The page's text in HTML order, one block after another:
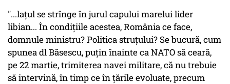
"...laţul se strînge în jurul capului marelui lider
libian... În condiţiile acestea, România ce face,
domnule ministru? Politica struţului? Se bucură, cum
spunea dl Băsescu, puţin înainte ca NATO să ceară,
pe 22 martie, trimiterea navei militare, că nu trebuie
să intervină, în timp ce în ţările evoluate, precum